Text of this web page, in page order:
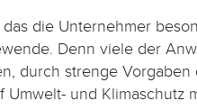
das die Unternehmer
Denn viele der
durch strenge Vorgaben
Umwelt- und Klimaschutz